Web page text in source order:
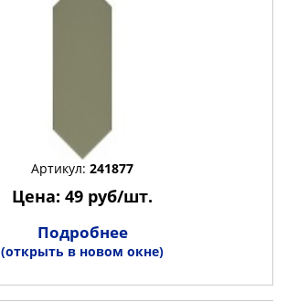
Артикул: 241877
Цена: 49 руб/шт.
Подробнее
(открыть в новом окне)